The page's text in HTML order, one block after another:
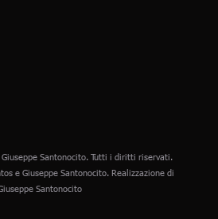
Santonocito. Tutti i diritti riservati.
e Giuseppe Santonocito. Realizzazione di
Santonocito